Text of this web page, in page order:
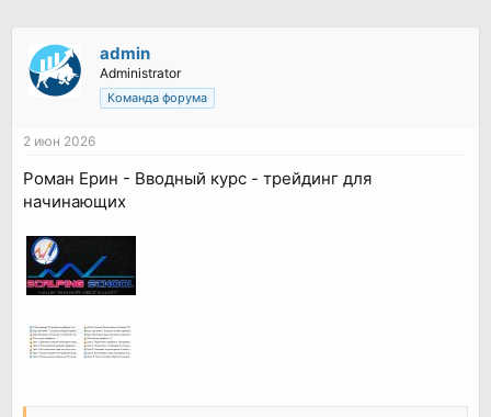
admin
Administrator
Команда форума
2 июн 2026
Роман Ерин - Вводный курс - трейдинг для
начинающих